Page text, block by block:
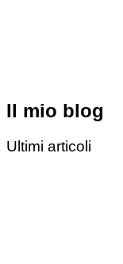
Il mio blog
Ultimi articoli